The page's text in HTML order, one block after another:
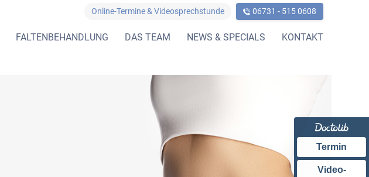
Online-Termine & Videosprechstunde 06731 - 515 0608
FALTENBEHANDLUNG DAS TEAM NEWS & SPECIALS KONTAKT
Termin
Video-